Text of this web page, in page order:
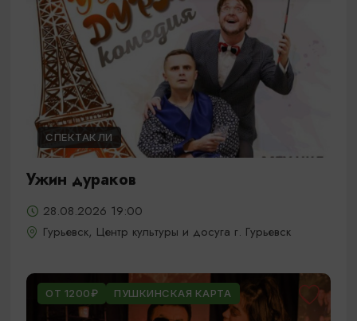
СПЕКТАКЛИ
Ужин дураков
28.08.2026 19:00
Гурьевск, Центр культуры и досуга г. Гурьевск
ОТ 1200₽ ПУШКИНСКАЯ КАРТА